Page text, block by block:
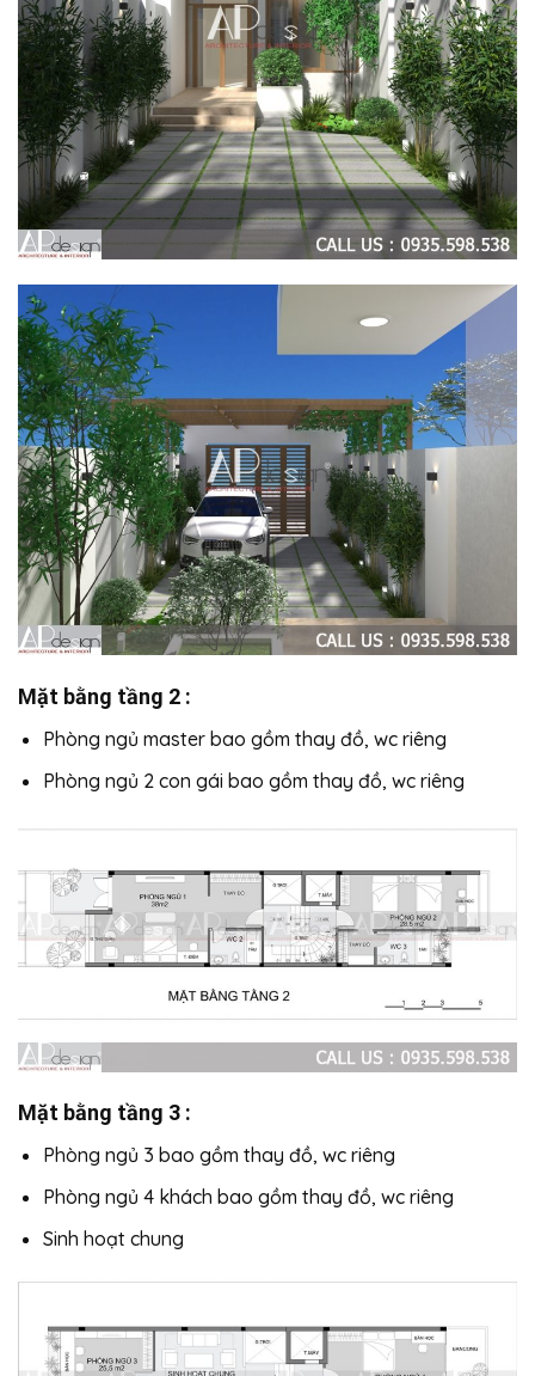
Mặt bằng tầng 2 :
Phòng ngủ master bao gồm thay đồ, wc riêng
Phòng ngủ 2 con gái bao gồm thay đồ, wc riêng
Mặt bằng tầng 3 :
Phòng ngủ 3 bao gồm thay đồ, wc riêng
Phòng ngủ 4 khách bao gồm thay đồ, wc riêng
Sinh hoạt chung